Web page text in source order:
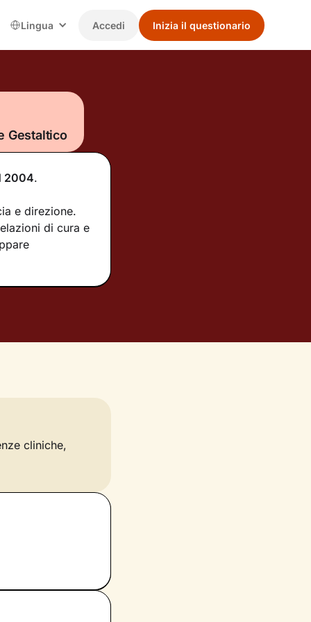
Lingua Accedi Inizia il questionario
Gestaltico
2004.
e direzione.
di cura e
cliniche,